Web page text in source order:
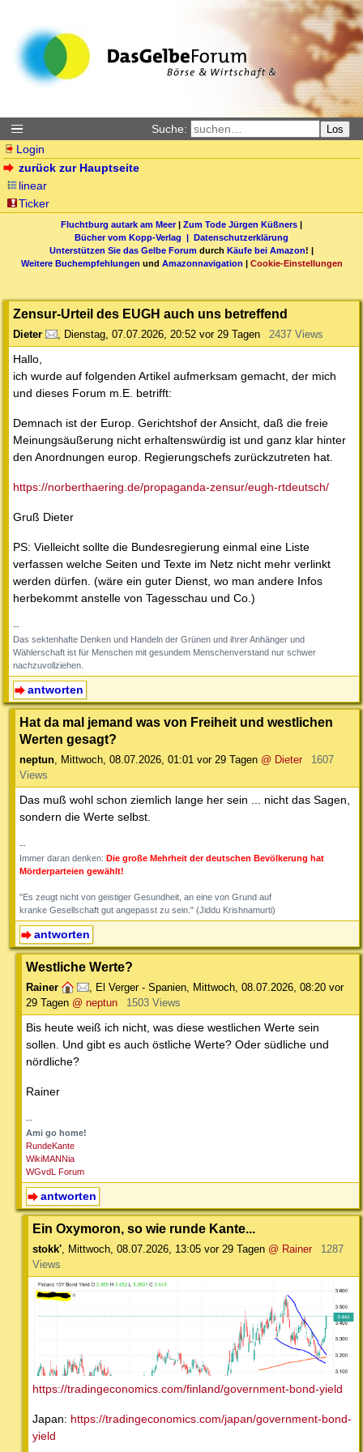
Suche: Los
Login
zurück zur Hauptseite
linear
Ticker
Fluchtburg autark am Meer| Zum Tode Jürgen Küßners |
Bücher vom Kopp-Verlag | Datenschutzerklärung
Unterstützen Sie das Gelbe Forum durch Käufe bei Amazon! |
Weitere Buchempfehlungen und Amazonnavigation | Cookie-Einstellungen
Zensur-Urteil des EUGH auch uns betreffend
Dieter , Dienstag, 07.07.2026, 20:52 vor 29 Tagen 2437 Views
Hallo,
ich wurde auf folgenden Artikel aufmerksam gemacht, der mich
und dieses Forum m.E. betrifft:
Demnach ist der Europ. Gerichtshof der Ansicht, daß die freie
Meinungsäußerung nicht erhaltenswürdig ist und ganz klar hinter
den Anordnungen europ. Regierungschefs zurückzutreten hat.
https://norberthaering.de/propaganda-zensur/eugh-rtdeutsch/
Gruß Dieter
PS: Vielleicht sollte die Bundesregierung einmal eine Liste
verfassen welche Seiten und Texte im Netz nicht mehr verlinkt
werden dürfen. (wäre ein guter Dienst, wo man andere Infos
herbekommt anstelle von Tagesschau und Co.)
--
Das sektenhafte Denken und Handeln der Grünen und ihrer Anhänger und
Wählerschaft ist für Menschen mit gesundem Menschenverstand nur schwer
nachzuvollziehen.
antworten
Hat da mal jemand was von Freiheit und westlichen
Werten gesagt?
neptun, Mittwoch, 08.07.2026, 01:01 vor 29 Tagen @ Dieter
1607
Views
Das muß wohl schon ziemlich lange her sein ... nicht das Sagen,
sondern die Werte selbst.
--
Immer daran denken: Die große Mehrheit der deutschen Bevölkerung hat
Mörderparteien gewählt!
"Es zeugt nicht von geistiger Gesundheit, an eine von Grund auf
kranke Gesellschaft gut angepasst zu sein." (Jiddu Krishnamurti)
antworten
Westliche Werte?
Rainer , El Verger - Spanien, Mittwoch, 08.07.2026, 08:20 vor
29 Tagen @ neptun 1503 Views
Bis heute weiß ich nicht, was diese westlichen Werte sein
sollen. Und gibt es auch östliche Werte? Oder südliche und
nördliche?
Rainer
--
Ami go home!
RundeKante
WikiMANNia
WGvdL Forum
antworten
Ein Oxymoron, so wie runde Kante...
stokk' Mittwoch, 08.07.2026, 13:05 vor 29 Tagen @ Rainer
1287
Views
https://tradingeconomics.com/finland/government-bond-yield
Japan: https://tradingeconomics.com/japan/government-bond-
yield